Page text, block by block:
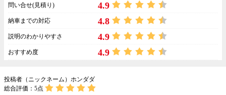
問い合せ(見積り) 4.9
納車までの対応 4.8
説明のわかりやすさ 4.9
おすすめ度 4.9
投稿者（ニックネーム）ホンダダ
総合評価： 5点